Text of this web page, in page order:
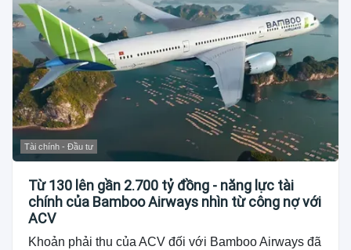
Tài chính - Đầu tư
Từ 130 lên gần 2.700 tỷ đồng - năng lực tài
chính của Bamboo Airways nhìn từ công nợ với
ACV
Khoản phải thu của ACV đối với Bamboo Airways đã